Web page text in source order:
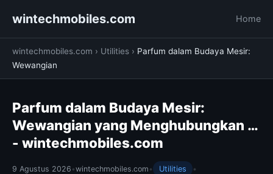
wintechmobiles.com Home
wintechmobiles.com › Utilities › Parfum dalam Budaya Mesir:
Wewangian
Parfum dalam Budaya Mesir:
Wewangian yang Menghubungkan …
- wintechmobiles.com
9 Agustus 2026 •wintechmobiles.com • Utilities
•